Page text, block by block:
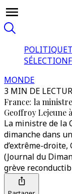
POLITIQUE
SÉLECTION
MONDE
3 MIN DE
France: la
Geoffroy Lejeune
La ministre de la
dimanche dans
d’extrême-droite,
(Journal du
grève